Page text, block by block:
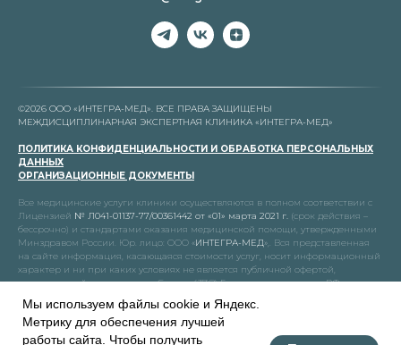
Мы используем файлы cookie и Яндекс.
Метрику для обеспечения лучшей
работы сайта. Чтобы получить
©2026 ООО «ИНТЕГРА-МЕД». ВСЕ ПРАВА ЗАЩИЩЕНЫ
МЕЖДИСЦИПЛИНАРНАЯ ЭКСПЕРТНАЯ КЛИНИКА «ИНТЕГРА-МЕД»
ПОЛИТИКА КОНФИДЕНЦИАЛЬНОСТИ И ОБРАБОТКА ПЕРСОНАЛЬНЫХ
ДАННЫХ
ОРГАНИЗАЦИОННЫЕ ДОКУМЕНТЫ
Все медицинские услуги клиники осуществляются в полном соответствии с
Лицензией № Л041-01137-77/00361442 от «01» марта 2021 г. (срок действия –
бессрочно) и стандартами оказания медицинской помощи, утвержденными
Минздравом России. Юр. лицо: ООО «ИНТЕГРА-МЕД»,. Вся представленная
на сайте информация, касающаяся стоимости услуг, носит информационный
характер и ни при каких условиях не является публичной офертой,
определяемой положениями Статьи 437(2) Гражданского кодекса РФ.